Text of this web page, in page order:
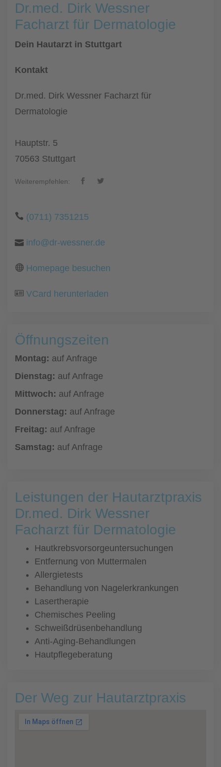
Dr.med. Dirk Wessner
Facharzt für Dermatologie
Dein Hautarzt in Stuttgart
Kontakt
Dr.med. Dirk Wessner Facharzt für
Dermatologie
Hauptstr. 5
70563 Stuttgart
Weiterempfehlen:
(0711) 7351215
info@dr-wessner.de
Homepage besuchen
VCard herunterladen
Öffnungszeiten
Montag: auf Anfrage
Dienstag: auf Anfrage
Mittwoch: auf Anfrage
Donnerstag: auf Anfrage
Freitag: auf Anfrage
Samstag: auf Anfrage
Leistungen der Hautarztpraxis
Dr.med. Dirk Wessner
Facharzt für Dermatologie
Hautkrebsvorsorgeuntersuchungen
Entfernung von Muttermalen
Allergietests
Behandlung von Nagelerkrankungen
Lasertherapie
Chemisches Peeling
Schweißdrüsenbehandlung
Anti-Aging-Behandlungen
Hautpflegeberatung
Der Weg zur Hautarztpraxis